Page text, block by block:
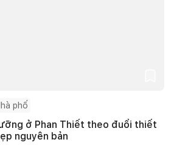
phố
ở Phan Thiết theo đuổi thiết
nguyên bản